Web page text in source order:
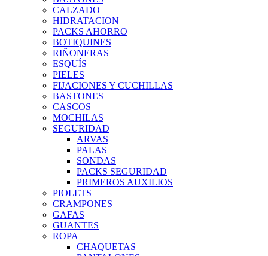
CALZADO
HIDRATACION
PACKS AHORRO
BOTIQUINES
RIÑONERAS
ESQUÍS
PIELES
FIJACIONES Y CUCHILLAS
BASTONES
CASCOS
MOCHILAS
SEGURIDAD
ARVAS
PALAS
SONDAS
PACKS SEGURIDAD
PRIMEROS AUXILIOS
PIOLETS
CRAMPONES
GAFAS
GUANTES
ROPA
CHAQUETAS